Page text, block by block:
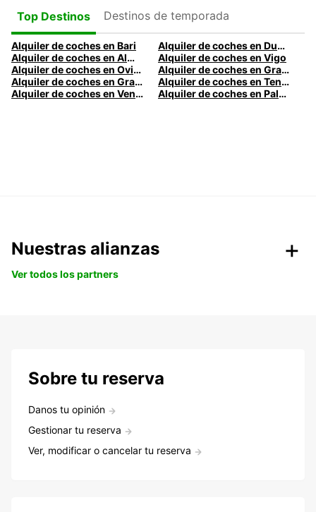
Top Destinos
Destinos de temporada
Alquiler de coches en Bari
Alquiler de coches en Dublín
Alquiler de coches en Almería
Alquiler de coches en Vigo
Alquiler de coches en Oviedo
Alquiler de coches en Granada
Alquiler de coches en Gran Canaria
Alquiler de coches en Tenerife
Alquiler de coches en Venecia
Alquiler de coches en Palermo
Nuestras alianzas
Ver todos los partners
Sobre tu reserva
Danos tu opinión
Gestionar tu reserva
Ver, modificar o cancelar tu reserva